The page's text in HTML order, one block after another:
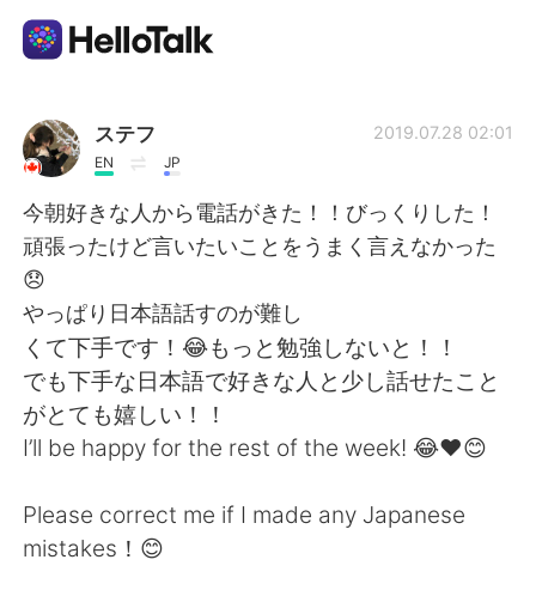
Language Exchange App
AI Grammar Checker
English
简体中文 繁體中文
Español
日本語
ステフ
EN JP
2019.07.28 02:01
今朝好きな人から電話がきた！！びっくりした！
頑張ったけど言いたいことをうまく言えなかった
😞
やっぱり日本語話すのが難し
くて下手です！😂もっと勉強しないと！！
でも下手な日本語で好きな人と少し話せたこと
がとても嬉しい！！
I’ll be happy for the rest of the week! 😂❤️😊
Please correct me if I made any Japanese
mistakes！😊